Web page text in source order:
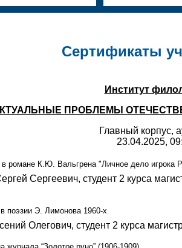
Сертификаты
Институт
ПРОБЛЕМЫ
Главный корпус,
23.04.2025,
романе К.Ю. Вальгрена "Личное дело игрока
Сергеевич, студент 2 курса
поэзии Э. Лимонова 1960-х
Олегович, студент 2 курса